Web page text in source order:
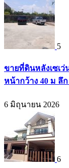
5
ขายที่ดินหลังเซเว่
หน้ากว้าง 40 ม ลึก
6 มิถุนายน 2026
6